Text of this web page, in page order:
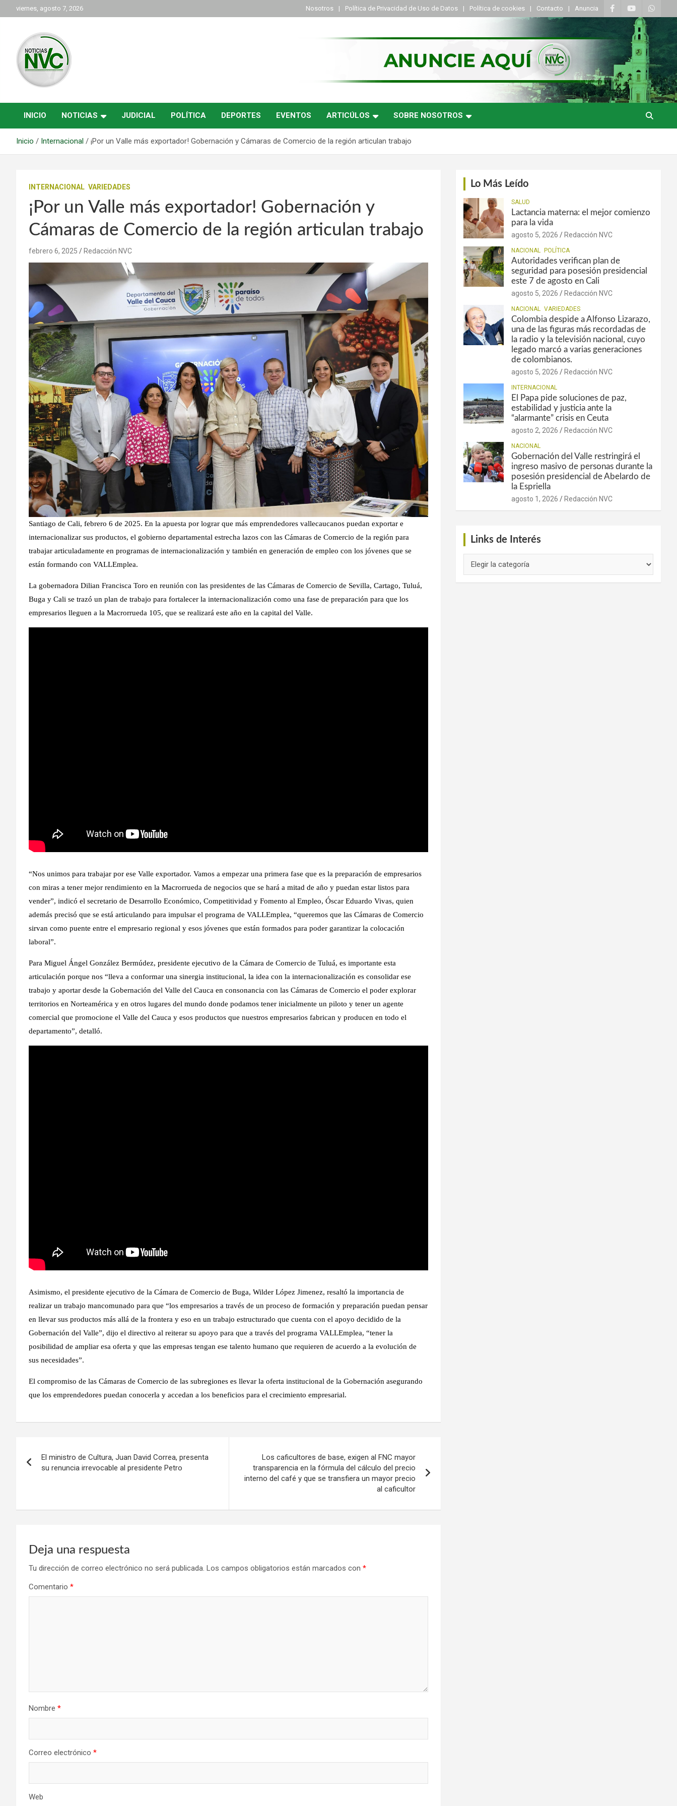
al
viernes, agosto 7, 2026 Nosotros Política de Privacidad de Uso de Datos Política de cookies Contacto Anuncia
NVC Noticias
INICIO NOTICIAS JUDICIAL POLÍTICA DEPORTES EVENTOS ARTICÚLOS SOBRE NOSOTROS
Inicio Internacional ¡Por un Valle más exportador! Gobernación y Cámaras de Comercio de la región articulan trabajo
INTERNACIONAL VARIEDADES
¡Por un Valle más exportador! Gobernación y
Cámaras de Comercio de la región articulan trabajo
febrero 6, 2025 Redacción NVC
Santiago de Cali, febrero 6 de 2025. En la apuesta por lograr que más emprendedores vallecaucanos puedan exportar e
internacionalizar sus productos, el gobierno departamental estrecha lazos con las Cámaras de Comercio de la región para
trabajar articuladamente en programas de internacionalización y también en generación de empleo con los jóvenes que se
están formando con VALLEmplea.
La gobernadora Dilian Francisca Toro en reunión con las presidentes de las Cámaras de Comercio de Sevilla, Cartago, Tuluá,
Buga y Cali se trazó un plan de trabajo para fortalecer la internacionalización como una fase de preparación para que los
empresarios lleguen a la Macrorrueda 105, que se realizará este año en la capital del Valle.
“Nos unimos para trabajar por ese Valle exportador. Vamos a empezar una primera fase que es la preparación de empresarios
con miras a tener mejor rendimiento en la Macrorrueda de negocios que se hará a mitad de año y puedan estar listos para
vender”, indicó el secretario de Desarrollo Económico, Competitividad y Fomento al Empleo, Óscar Eduardo Vivas, quien
además precisó que se está articulando para impulsar el programa de VALLEmplea, “queremos que las Cámaras de Comercio
sirvan como puente entre el empresario regional y esos jóvenes que están formados para poder garantizar la colocación
laboral”.
Para Miguel Ángel González Bermúdez, presidente ejecutivo de la Cámara de Comercio de Tuluá, es importante esta
articulación porque nos “lleva a conformar una sinergia institucional, la idea con la internacionalización es consolidar ese
trabajo y aportar desde la Gobernación del Valle del Cauca en consonancia con las Cámaras de Comercio el poder explorar
territorios en Norteamérica y en otros lugares del mundo donde podamos tener inicialmente un piloto y tener un agente
comercial que promocione el Valle del Cauca y esos productos que nuestros empresarios fabrican y producen en todo el
departamento”, detalló.
Asimismo, el presidente ejecutivo de la Cámara de Comercio de Buga, Wilder López Jimenez, resaltó la importancia de
realizar un trabajo mancomunado para que “los empresarios a través de un proceso de formación y preparación puedan pensar
en llevar sus productos más allá de la frontera y eso en un trabajo estructurado que cuenta con el apoyo decidido de la
Gobernación del Valle”, dijo el directivo al reiterar su apoyo para que a través del programa VALLEmplea, “tener la
posibilidad de ampliar esa oferta y que las empresas tengan ese talento humano que requieren de acuerdo a la evolución de
sus necesidades”.
El compromiso de las Cámaras de Comercio de las subregiones es llevar la oferta institucional de la Gobernación asegurando
que los emprendedores puedan conocerla y accedan a los beneficios para el crecimiento empresarial.
de
El ministro de Cultura, Juan David Correa, presenta
su renuncia irrevocable al presidente Petro
Los caficultores de base, exigen al FNC mayor
transparencia en la fórmula del cálculo del precio
interno del café y que se transfiera un mayor precio
al caficultor
Deja una respuesta
Tu dirección de correo electrónico no será publicada. Los campos obligatorios están marcados con *
Comentario *
Nombre *
Correo electrónico *
Web
Lo Más Leído
SALUD
Lactancia materna: el mejor comienzo
para la vida
agosto 5, 2026 Redacción NVC
NACIONAL POLÍTICA
Autoridades verifican plan de
seguridad para posesión presidencial
este 7 de agosto en Cali
agosto 5, 2026 Redacción NVC
NACIONAL VARIEDADES
Colombia despide a Alfonso Lizarazo,
una de las figuras más recordadas de
la radio y la televisión nacional, cuyo
legado marcó a varias generaciones
de colombianos.
agosto 5, 2026 Redacción NVC
INTERNACIONAL
El Papa pide soluciones de paz,
estabilidad y justicia ante la
“alarmante” crisis en Ceuta
agosto 2, 2026 Redacción NVC
NACIONAL
Gobernación del Valle restringirá el
ingreso masivo de personas durante la
posesión presidencial de Abelardo de
la Espriella
agosto 1, 2026 Redacción NVC
Links de Interés
de